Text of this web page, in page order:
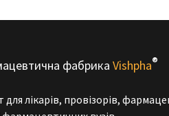
фабрика Vishpha®
для лікарів, провізорів,